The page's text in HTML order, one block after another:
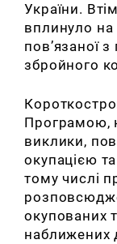
України.
вплинуло на
пов’язаної
збройного
Програмою,
виклики,
окупацією
тому числі
окупованих
наближених